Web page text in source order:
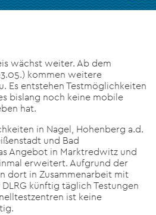
wächst weiter. Ab dem
kommen weitere
Es entstehen Testmöglichkeiten
bislang noch keine mobile
hat.
in Nagel, Hohenberg a.d.
und Bad
Angebot in Marktredwitz und
erweitert. Aufgrund der
dort in Zusammenarbeit mit
künftig täglich Testungen
ist keine